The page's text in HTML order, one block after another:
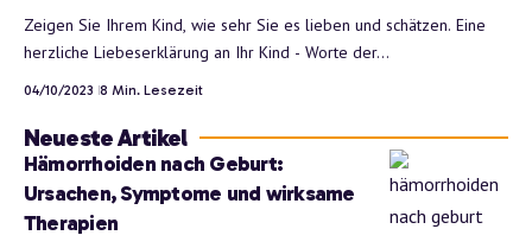
Zeigen Sie Ihrem Kind, wie sehr Sie es lieben und schätzen. Eine
herzliche Liebeserklärung an Ihr Kind - Worte der…
04/10/2023 8 Min. Lesezeit
Neueste Artikel
Hämorrhoiden nach Geburt:
Ursachen, Symptome und wirksame
Therapien